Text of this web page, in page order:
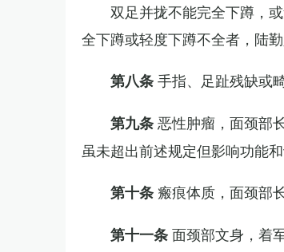
双足并拢不能完全下蹲，
全下蹲或轻度下蹲不全者，陆
第八条手指、足趾残缺或
第九条恶性肿瘤，面颈部
虽未超出前述规定但影响功能和
第十条 瘢痕体质，面颈部
第十一条面颈部文身，着